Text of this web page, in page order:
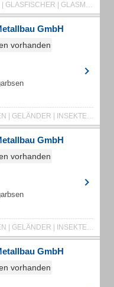
AUTOMATIKTÜREN | DUSCHEN | GLAS | GLASFISCHER | GLASMÖBEL | GLASNOTDIENST | GLASREPARATUR
GmbH
vorhanden
BRANDSCHUTZ | FENSTER UND TÜREN | GELÄNDER | INSEKTENSCHUTZ | METALL | METALLBAU
GmbH
vorhanden
BRANDSCHUTZ | FENSTER UND TÜREN | GELÄNDER | INSEKTENSCHUTZ | METALL | METALLBAU
GmbH
vorhanden